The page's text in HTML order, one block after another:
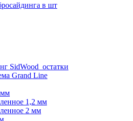
в шт
SidWood_остатки
Grand Line
мм
1,2 мм
2 мм